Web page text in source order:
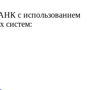
с использованием
систем: